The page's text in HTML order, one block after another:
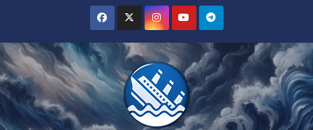
contenido